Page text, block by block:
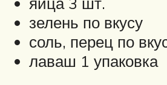
зелень по вкусу
соль, перец по
лаваш 1 упаковка